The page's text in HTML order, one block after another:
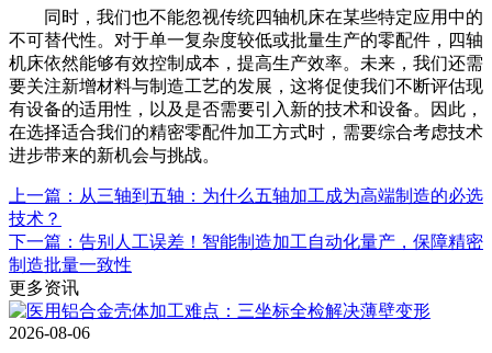
同时，我们也不能忽视传统四轴机床在某些特定应用中的
不可替代性。对于单一复杂度较低或批量生产的零配件，四轴
机床依然能够有效控制成本，提高生产效率。未来，我们还需
要关注新增材料与制造工艺的发展，这将促使我们不断评估现
有设备的适用性，以及是否需要引入新的技术和设备。因此，
在选择适合我们的精密零配件加工方式时，需要综合考虑技术
进步带来的新机会与挑战。
上一篇：从三轴到五轴：为什么五轴加工成为高端制造的必选
技术？
下一篇：告别人工误差！智能制造加工自动化量产，保障精密
制造批量一致性
更多资讯
2026-08-06